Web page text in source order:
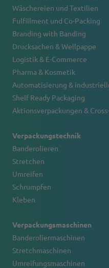
Wäschereien und Textilien
Fulfillment und Co-Packing
Branding with Banding
Drucksachen & Wellpappe
Logistik & E-Commerce
Pharma & Kosmetik
Automatisierung &
Shelf Ready Packaging
Aktionsverpackungen &
Verpackungstechnik
Banderolieren
Stretchen
Umreifen
Schrumpfen
Kleben
Verpackungsmaschinen
Banderoliermaschinen
Stretchmaschinen
Umreifungsmaschinen